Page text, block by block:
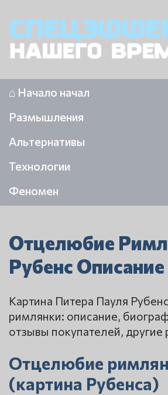
⌂ Начало начал
Размышления
Альтернативы
Технологии
Феномен
Отцелюбие
Рубенс Описание
Картина Питера Пауля
римлянки: описание,
отзывы покупателей, другие
Отцелюбие
(картина Рубенса)